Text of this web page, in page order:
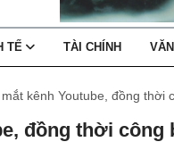
TẾ TÀI CHÍNH
kênh Youtube, đồng
đồng thời